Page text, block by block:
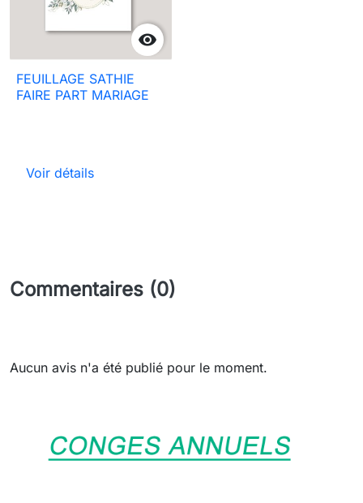

FEUILLAGE SATHIE
FAIRE PART MARIAGE
Voir détails
Commentaires (0)
Aucun avis n'a été publié pour le moment.